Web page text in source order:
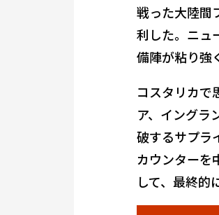
戦った大陸間
利した。ニュ
備陣が粘り強
コスタリカで
ア、イングラ
破するサプラ
カウンターを
して、最終的